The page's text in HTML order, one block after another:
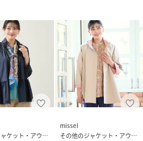
その他のジャケット・アウター
missel
その他のジャケット・アウター